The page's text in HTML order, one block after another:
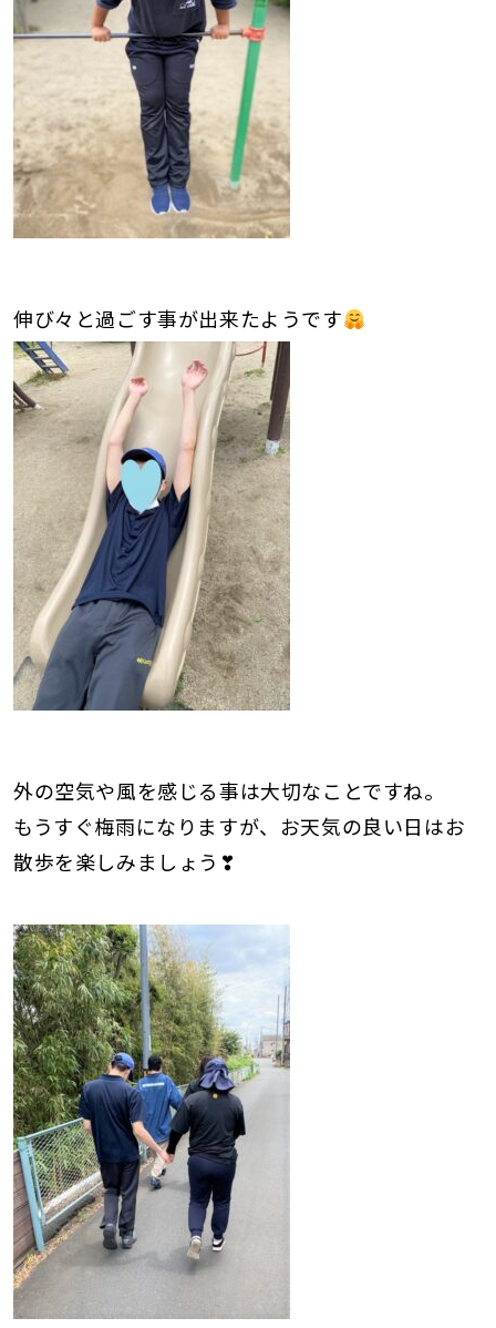
伸び々と過ごす事が出来たようです
外の空気や風を感じる事は大切なことですね。
もうすぐ梅雨になりますが、お天気の良い日はお
散歩を楽しみましょう❣